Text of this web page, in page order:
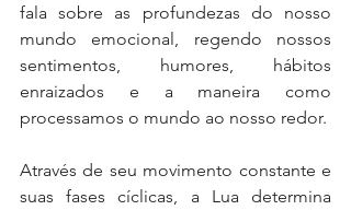
fala sobre as profundezas do nosso
mundo emocional, regendo nossos
sentimentos, humores, hábitos
enraizados e a maneira como
processamos o mundo ao nosso redor.
Através de seu movimento constante e
suas fases cíclicas, a Lua determina